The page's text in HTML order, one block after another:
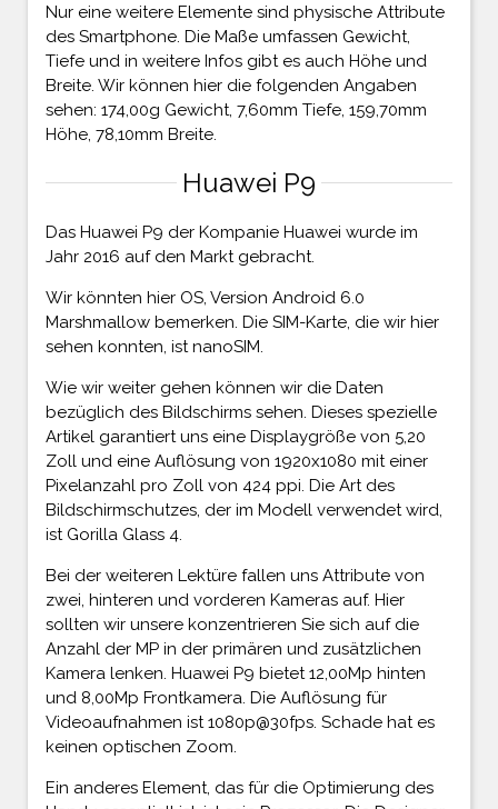
Nur eine weitere Elemente sind physische Attribute
des Smartphone. Die Maße umfassen Gewicht,
Tiefe und in weitere Infos gibt es auch Höhe und
Breite. Wir können hier die folgenden Angaben
sehen: 174,00g Gewicht, 7,60mm Tiefe, 159,70mm
Höhe, 78,10mm Breite.
Huawei P9
Das Huawei P9 der Kompanie Huawei wurde im
Jahr 2016 auf den Markt gebracht.
Wir könnten hier OS, Version Android 6.0
Marshmallow bemerken. Die SIM-Karte, die wir hier
sehen konnten, ist nanoSIM.
Wie wir weiter gehen können wir die Daten
bezüglich des Bildschirms sehen. Dieses spezielle
Artikel garantiert uns eine Displaygröße von 5,20
Zoll und eine Auflösung von 1920x1080 mit einer
Pixelanzahl pro Zoll von 424 ppi. Die Art des
Bildschirmschutzes, der im Modell verwendet wird,
ist Gorilla Glass 4.
Bei der weiteren Lektüre fallen uns Attribute von
zwei, hinteren und vorderen Kameras auf. Hier
sollten wir unsere konzentrieren Sie sich auf die
Anzahl der MP in der primären und zusätzlichen
Kamera lenken. Huawei P9 bietet 12,00Mp hinten
und 8,00Mp Frontkamera. Die Auflösung für
Videoaufnahmen ist 1080p@30fps. Schade hat es
keinen optischen Zoom.
Ein anderes Element, das für die Optimierung des